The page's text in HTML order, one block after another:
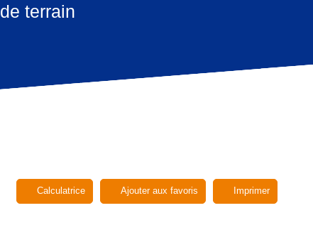
terrain
Calculatrice Ajouter aux favoris Imprimer